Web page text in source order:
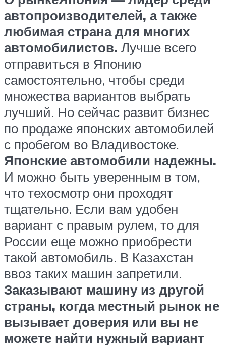
автопроизводителей, а также
любимая страна для многих
автомобилистов. Лучше всего
отправиться в Японию
самостоятельно, чтобы среди
множества вариантов выбрать
лучший. Но сейчас развит бизнес
по продаже японских автомобилей
с пробегом во Владивостоке.
Японские автомобили надежны.
И можно быть уверенным в том,
что техосмотр они проходят
тщательно. Если вам удобен
вариант с правым рулем, то для
России еще можно приобрести
такой автомобиль. В Казахстан
ввоз таких машин запретили.
Заказывают машину из другой
страны, когда местный рынок не
вызывает доверия или вы не
можете найти нужный вариант